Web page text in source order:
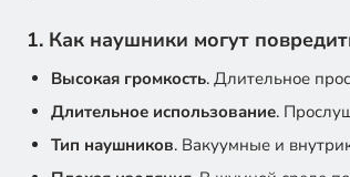
1. Как наушники могут
Высокая громкость. Длительное
Длительное использование.
Тип наушников. Вакуумные и